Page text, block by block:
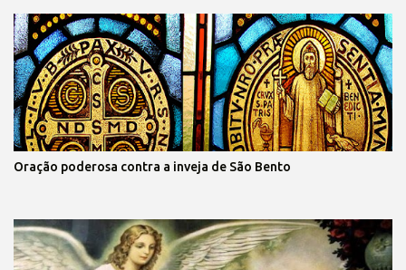
Oração poderosa contra a inveja de São Bento